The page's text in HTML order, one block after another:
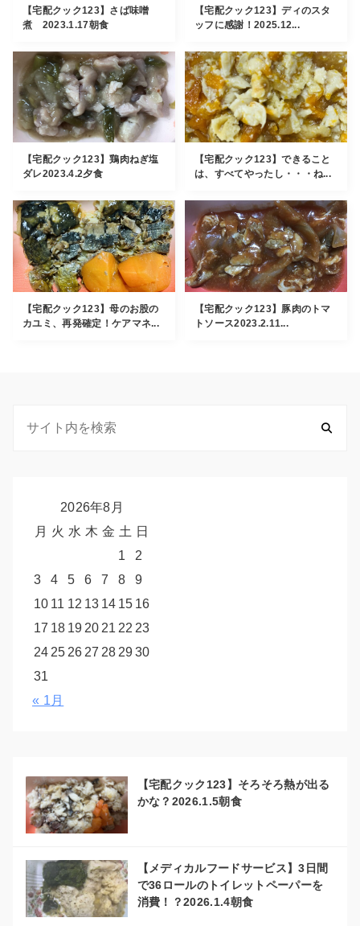
【宅配クック123】さば味噌
煮 2023.1.17朝食
【宅配クック123】ディのスタ
ッフに感謝！2025.12...
【宅配クック123】鶏肉ねぎ塩
ダレ2023.4.2夕食
【宅配クック123】できること
は、すべてやったし・・・ね...
【宅配クック123】母のお股の
カユミ、再発確定！ケアマネ...
【宅配クック123】豚肉のトマ
トソース2023.2.11...
2026年8月
月 火 水 木 金 土 日
1
2
3
4 5 6 7 8
9
10 11 12 13 14 15 16
17 18 19 20 21 22 23
24 25 26 27 28 2930
31
« 1月
【宅配クック123】そろそろ熱が出る
かな？2026.1.5朝食
【メディカルフードサービス】3日間
で36ロールのトイレットペーパーを
消費！？2026.1.4朝食